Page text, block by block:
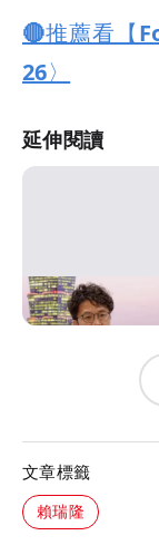
🔴推薦看【
26〉
延伸閱讀
文章標籤
賴瑞隆